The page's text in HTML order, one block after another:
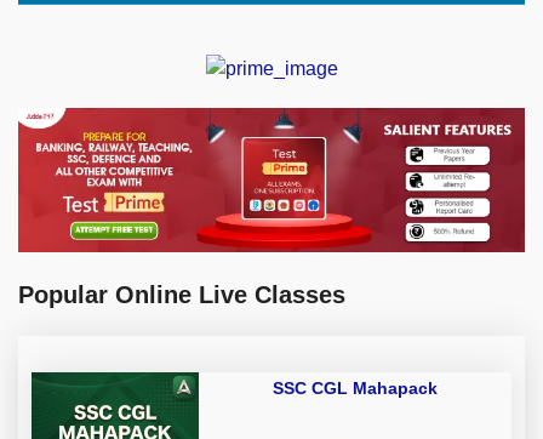
Popular Online Live Classes
SSC CGL Mahapack